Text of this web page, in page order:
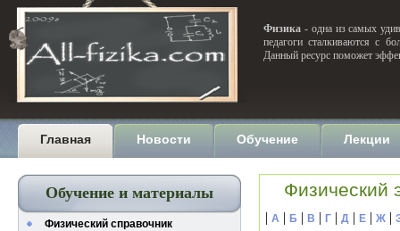
Физика - одна из самых
педагоги сталкиваются с
Данный ресурс поможет
Главная Новости Обучение Лекции
Обучение и материалы
Физический справочник
Физический
| А | Б | В | Г | Д | Е | Ж |